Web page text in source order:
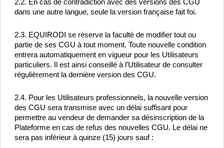
2.2. En cas de contradiction avec des versions des CGU
dans une autre langue, seule la version française fait foi.
2.3. EQUIRODI se réserve la faculté de modifier tout ou
partie de ses CGU à tout moment. Toute nouvelle condition
entrera automatiquement en vigueur pour les Utilisateurs
particuliers. Il est ainsi conseillé à l’Utilisateur de consulter
régulièrement la dernière version des CGU.
2.4. Pour les Utilisateurs professionnels, la nouvelle version
des CGU sera transmise avec un délai suffisant pour
permettre au vendeur de demander sa désinscription de la
Plateforme en cas de refus des nouvelles CGU. Le délai ne
sera pas inférieur à quinze (15) jours sauf :